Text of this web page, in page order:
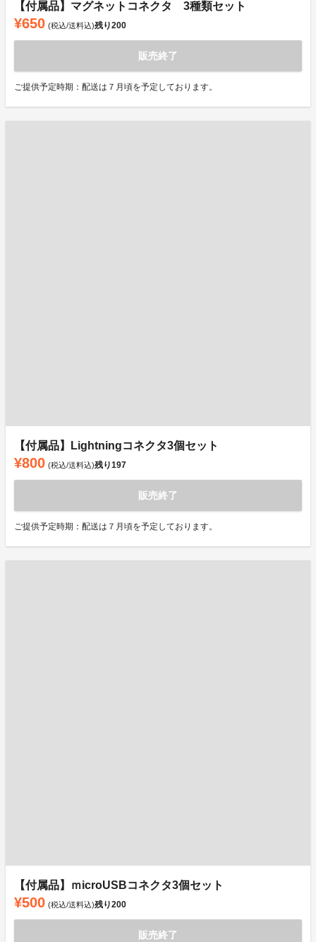
【付属品】マグネットコネクタ 3種類セット
¥650 (税込/送料込)残り200
販売終了
ご提供予定時期：配送は７月頃を予定しております。
【付属品】Lightningコネクタ3個セット
¥800 (税込/送料込)残り197
販売終了
ご提供予定時期：配送は７月頃を予定しております。
【付属品】ｍicroUSBコネクタ3個セット
¥500 (税込/送料込)残り200
販売終了